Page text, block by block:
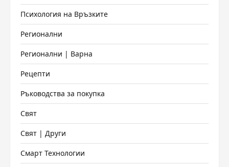
Психология на Връзките
Регионални
Регионални | Варна
Рецепти
Ръководства за покупка
Свят
Свят | Други
Смарт Технологии